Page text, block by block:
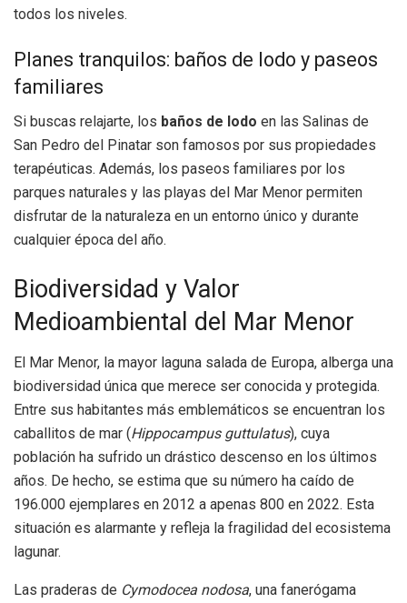
todos los niveles.
Planes tranquilos: baños de lodo y paseos
familiares
Si buscas relajarte, los baños de lodo en las Salinas de
San Pedro del Pinatar son famosos por sus propiedades
terapéuticas. Además, los paseos familiares por los
parques naturales y las playas del Mar Menor permiten
disfrutar de la naturaleza en un entorno único y durante
cualquier época del año.
Biodiversidad y Valor
Medioambiental del Mar Menor
El Mar Menor, la mayor laguna salada de Europa, alberga una
biodiversidad única que merece ser conocida y protegida.
Entre sus habitantes más emblemáticos se encuentran los
caballitos de mar (Hippocampus guttulatus), cuya
población ha sufrido un drástico descenso en los últimos
años. De hecho, se estima que su número ha caído de
196.000 ejemplares en 2012 a apenas 800 en 2022. Esta
situación es alarmante y refleja la fragilidad del ecosistema
lagunar.
Las praderas de Cymodocea nodosa, una fanerógama